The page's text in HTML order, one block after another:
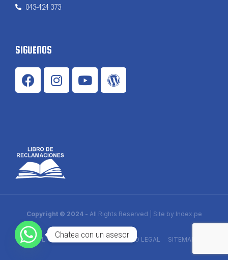
043-424 373
SIGUENOS
Copyright © 2024 - All Rights Reserved | Site by Index.pe
POLITICAS DE PRIVACIDAD AVISO LEGAL SITEMAP
Chatea con un asesor